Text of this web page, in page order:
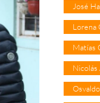
José
Lorena
Matías
Nicolás